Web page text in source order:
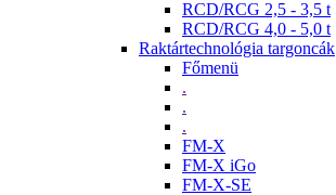
RCD/RCG 2,5 - 3,5 t
RCD/RCG 4,0 - 5,0 t
Raktártechnológia targoncák
Főmenü
.
.
.
FM-X
FM-X iGo
FM-X-SE